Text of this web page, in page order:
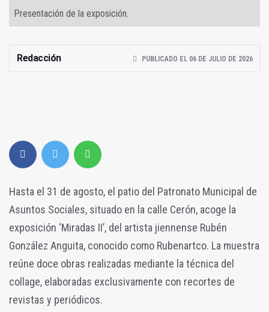
Presentación de la exposición.
Redacción PUBLICADO EL 06 DE JULIO DE 2026
Hasta el 31 de agosto, el patio del Patronato Municipal de
Asuntos Sociales, situado en la calle Cerón, acoge la
exposición ‘Miradas II’, del artista jiennense Rubén
González Anguita, conocido como Rubenartco. La muestra
reúne doce obras realizadas mediante la técnica del
collage, elaboradas exclusivamente con recortes de
revistas y periódicos.